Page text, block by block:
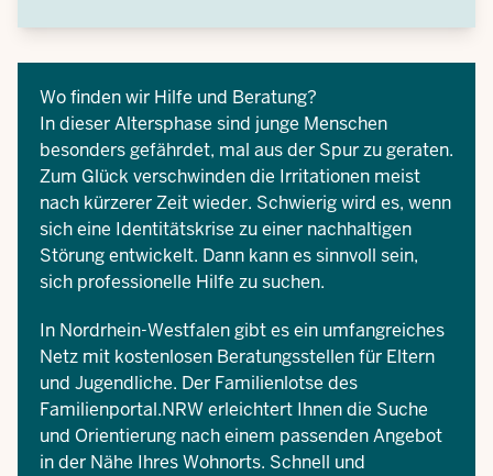
Wo finden wir Hilfe und Beratung?
In dieser Altersphase sind junge Menschen
besonders gefährdet, mal aus der Spur zu geraten.
Zum Glück verschwinden die Irritationen meist
nach kürzerer Zeit wieder. Schwierig wird es, wenn
sich eine Identitätskrise zu einer nachhaltigen
Störung entwickelt. Dann kann es sinnvoll sein,
sich professionelle Hilfe zu suchen.
In Nordrhein-Westfalen gibt es ein umfangreiches
Netz mit kostenlosen Beratungsstellen für Eltern
und Jugendliche. Der Familienlotse des
Familienportal.NRWerleichtert Ihnen die Suche
und Orientierung nach einem passenden Angebot
in der Nähe Ihres Wohnorts. Schnell und